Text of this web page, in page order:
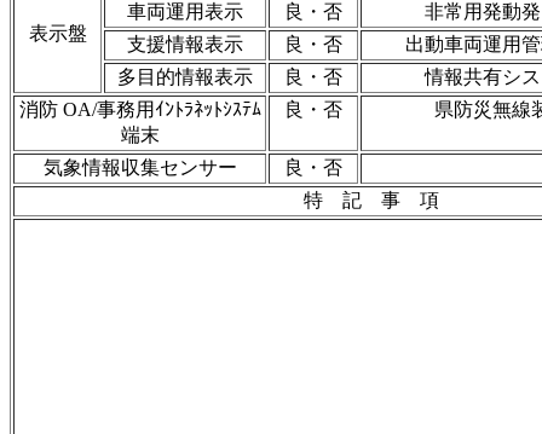
表示盤
車両運用表示 良・否
非常用発動
支援情報表示
良・否
出動車両運用
多目的情報表示
良・否
情報共有シ
消防 OA/事務用ｲﾝﾄﾗﾈｯﾄｼｽﾃﾑ
端末
良・否 県防災無線
気象情報収集センサー
良・否
特 記 事 項